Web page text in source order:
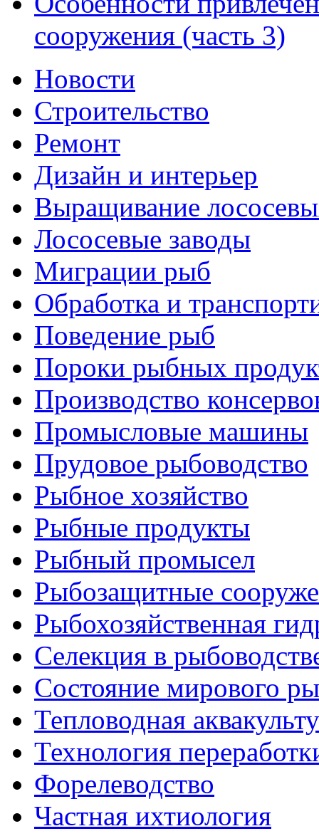
сооружения (часть 3)
Новости
Строительство
Ремонт
Дизайн и интерьер
Выращивание
Лососевые заводы
Миграции рыб
Обработка и
Поведение рыб
Пороки рыбных
Производство
Промысловые машины
Прудовое рыбоводство
Рыбное хозяйство
Рыбные продукты
Рыбный промысел
Рыбозащитные
Рыбохозяйственная
Селекция в
Состояние мирового
Тепловодная
Технология
Форелеводство
Частная ихтиология